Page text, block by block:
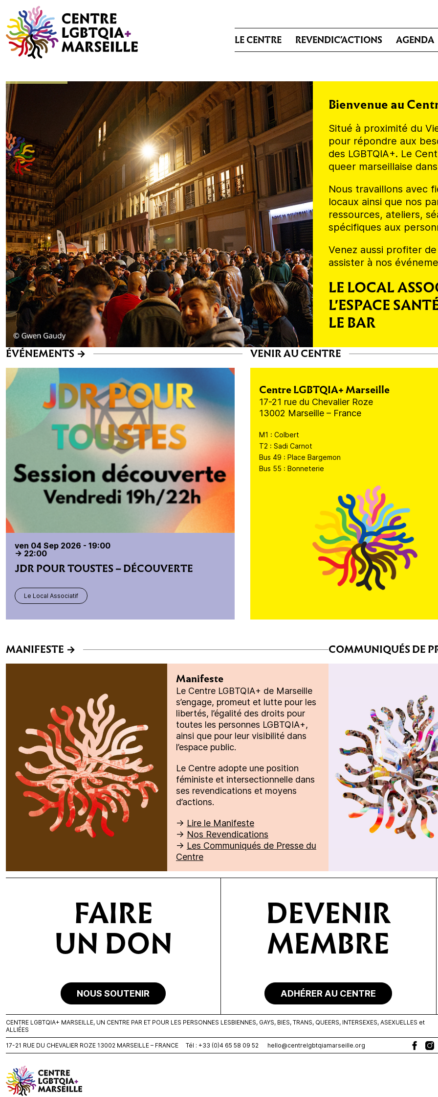
LE CENTRE REVENDIC’ACTIONS AGENDA
Bienvenue au
Situé à proximité du
pour répondre aux
des LGBTQIA+. Le
queer marseillaise
Nous travaillons avec
locaux ainsi que nos
ressources, ateliers,
spécifiques aux
Venez aussi profiter
assister à nos
LE LOCAL
L'ESPACE
LE BAR
ÉVÉNEMENTS ->
ven 04 Sep 2026 - 19:00
-> 22:00
JDR POUR TOUSTES – DÉCOUVERTE
Le Local Associatif
VENIR AU CENTRE
Centre LGBTQIA+ Marseille
17-21 rue du Chevalier Roze
13002 Marseille – France
M1 : Colbert
T2 : Sadi Carnot
Bus 49 : Place Bargemon
Bus 55 : Bonneterie
MANIFESTE ->
Manifeste
Le Centre LGBTQIA+ de Marseille
s’engage, promeut et lutte pour les
libertés, l’égalité des droits pour
toutes les personnes LGBTQIA+,
ainsi que pour leur visibilité dans
l’espace public.
Le Centre adopte une position
féministe et intersectionnelle dans
ses revendications et moyens
d’actions.
→ Lire le Manifeste
→ Nos Revendications
→ Les Communiqués de Presse du
Centre
COMMUNIQUÉS DE
FAIRE
UN DON
NOUS SOUTENIR
DEVENIR
MEMBRE
ADHÉRER AU CENTRE
CENTRE LGBTQIA+ MARSEILLE, UN CENTRE PAR ET POUR LES PERSONNES LESBIENNES, GAYS, BIES, TRANS, QUEERS, INTERSEXES, ASEXUELLES et
ALLIÉES
17-21 RUE DU CHEVALIER ROZE 13002 MARSEILLE – FRANCE Tél : +33 (0)4 65 58 09 52 hello@centrelgbtqiamarseille.org